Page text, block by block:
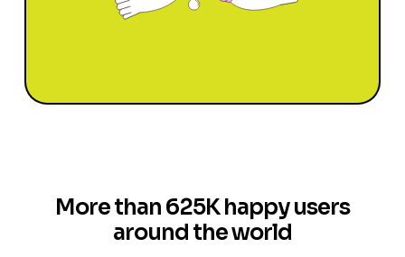
More than 625K happy users
around the world